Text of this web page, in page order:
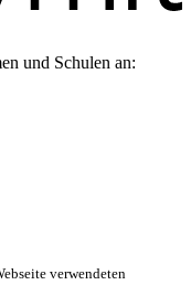
und Schulen an:
verwendeten